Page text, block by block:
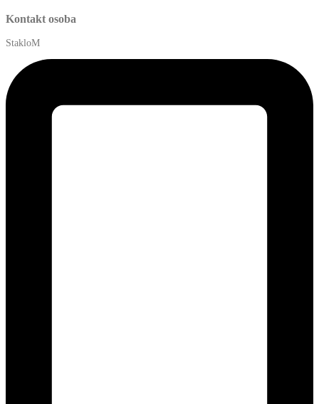
Kontakt osoba
StakloM